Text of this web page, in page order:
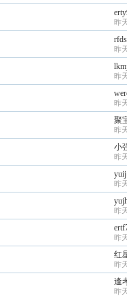
昨
昨
昨
昨
聚
昨
小
昨
昨
昨
昨
红
昨
逢
昨